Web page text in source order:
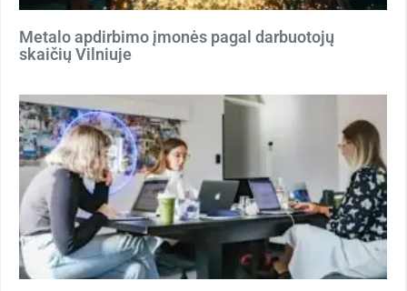
Metalo apdirbimo įmonės pagal darbuotojų
skaičių Vilniuje